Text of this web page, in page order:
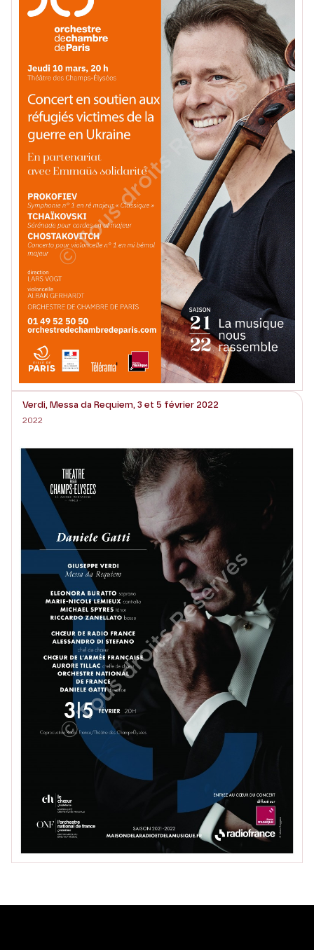
Verdi, Messa da Requiem, 3 et 5 février 2022
2022